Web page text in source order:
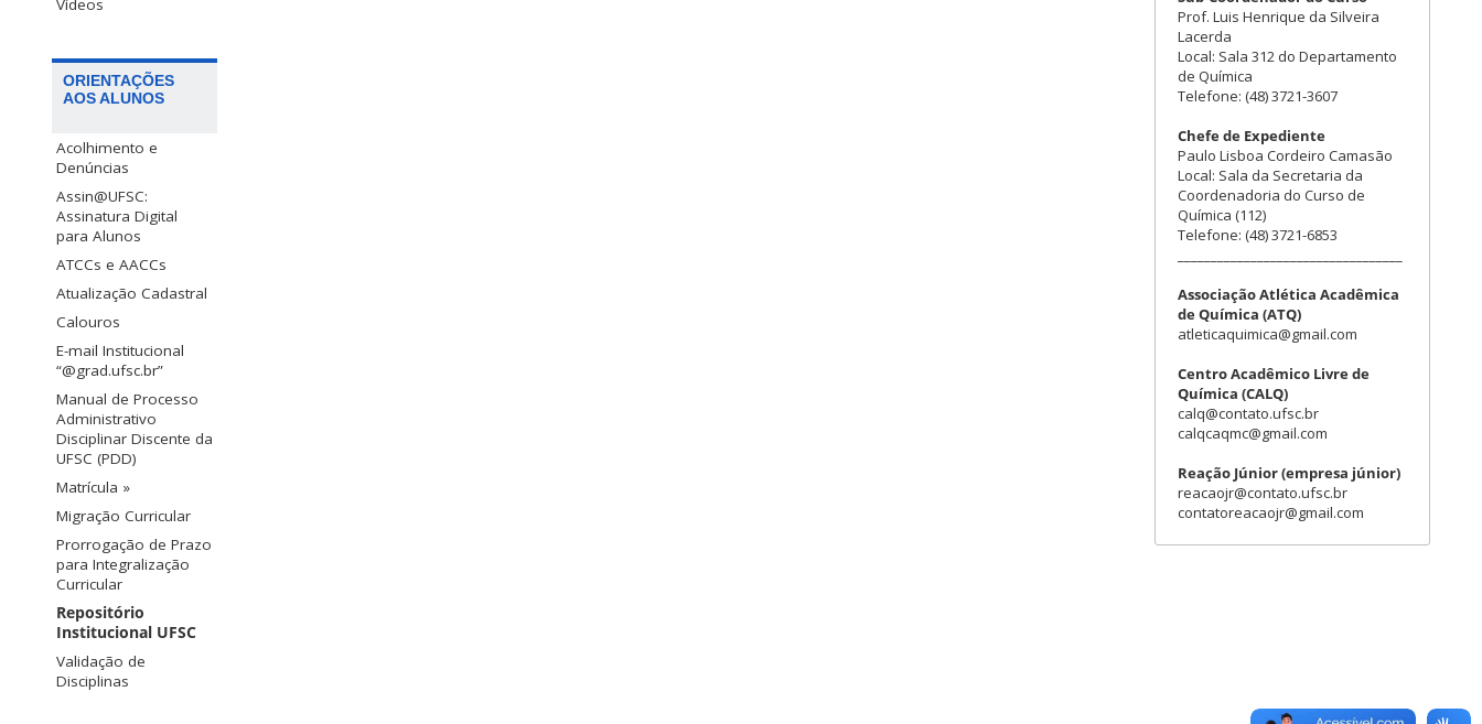
Vídeos
ORIENTAÇÕES
AOS ALUNOS
Acolhimento e
Denúncias
Assin@UFSC:
Assinatura Digital
para Alunos
ATCCs e AACCs
Atualização Cadastral
Calouros
E-mail Institucional
“@grad.ufsc.br”
Manual de Processo
Administrativo
Disciplinar Discente da
UFSC (PDD)
Matrícula »
Migração Curricular
Prorrogação de Prazo
para Integralização
Curricular
Repositório
Institucional UFSC
Validação de
Disciplinas
Prof. Luis Henrique da Silveira
Lacerda
Local: Sala 312 do Departamento
de Química
Telefone: (48) 3721-3607
Chefe de Expediente
Paulo Lisboa Cordeiro Camasão
Local: Sala da Secretaria da
Coordenadoria do Curso de
Química (112)
Telefone: (48) 3721-6853
Associação Atlética Acadêmica
de Química (ATQ)
atleticaquimica@gmail.com
Centro Acadêmico Livre de
Química (CALQ)
calq@contato.ufsc.br
calqcaqmc@gmail.com
Reação Júnior (empresa júnior)
reacaojr@contato.ufsc.br
contatoreacaojr@gmail.com